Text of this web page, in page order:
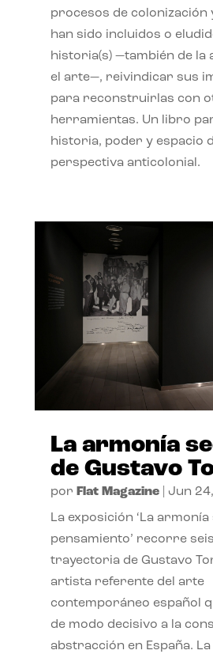
procesos de colonización
han sido incluidos o
historia(s) —también de la
el arte—, reivindicar sus
para reconstruirlas con
herramientas. Un libro
historia, poder y espacio
perspectiva anticolonial.
La armonía
de Gustavo
por Flat Magazine| Jun
La exposición ‘La
pensamiento’ recorre
trayectoria de Gustavo
artista referente del arte
contemporáneo español
de modo decisivo a la
abstracción en España.